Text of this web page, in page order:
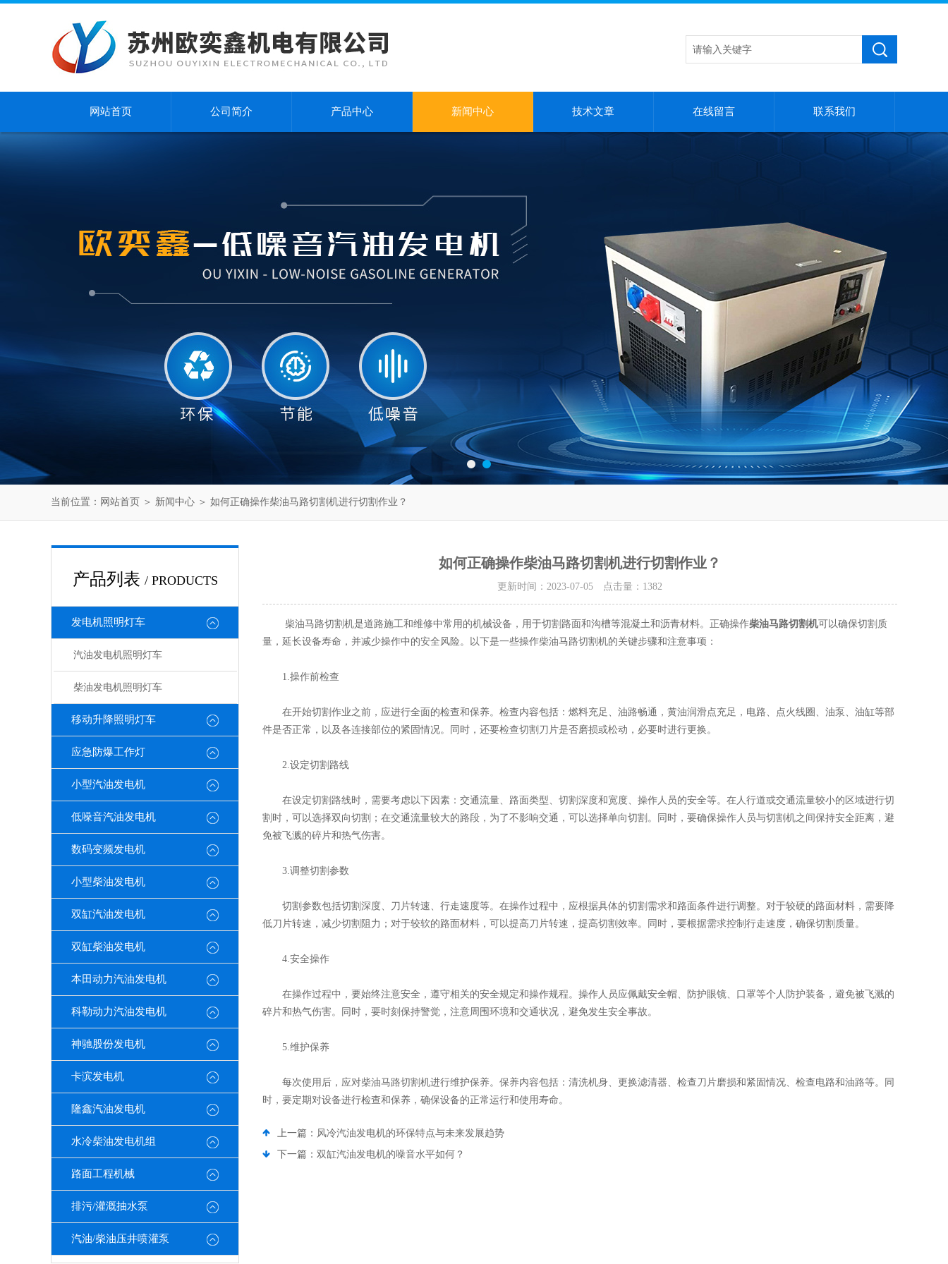
网站首页 公司简介 产品中心 新闻中心 技术文章 在线留言 联系我们
当前位置： 网站首页 ＞ 新闻中心 ＞ 如何正确操作柴油马路切割机进行切割作业？
产品列表 / PRODUCTS
发电机照明灯车
汽油发电机照明灯车
柴油发电机照明灯车
移动升降照明灯车
应急防爆工作灯
小型汽油发电机
低噪音汽油发电机
数码变频发电机
小型柴油发电机
双缸汽油发电机
双缸柴油发电机
本田动力汽油发电机
科勒动力汽油发电机
神驰股份发电机
卡滨发电机
隆鑫汽油发电机
水冷柴油发电机组
路面工程机械
排污/灌溉抽水泵
汽油/柴油压井喷灌泵
如何正确操作柴油马路切割机进行切割作业？
更新时间：2023-07-05 点击量： 1382
柴油马路切割机是道路施工和维修中常用的机械设备，用于切割路面和沟槽等混凝土和沥青材料。正确操作柴油马路切割机可以确保切割质
量，延长设备寿命，并减少操作中的安全风险。以下是一些操作柴油马路切割机的关键步骤和注意事项：
1.操作前检查
在开始切割作业之前，应进行全面的检查和保养。检查内容包括：燃料充足、油路畅通，黄油润滑点充足，电路、点火线圈、油泵、油缸等部
件是否正常，以及各连接部位的紧固情况。同时，还要检查切割刀片是否磨损或松动，必要时进行更换。
2.设定切割路线
在设定切割路线时，需要考虑以下因素：交通流量、路面类型、切割深度和宽度、操作人员的安全等。在人行道或交通流量较小的区域进行切
割时，可以选择双向切割；在交通流量较大的路段，为了不影响交通，可以选择单向切割。同时，要确保操作人员与切割机之间保持安全距离，避
免被飞溅的碎片和热气伤害。
3.调整切割参数
切割参数包括切割深度、刀片转速、行走速度等。在操作过程中，应根据具体的切割需求和路面条件进行调整。对于较硬的路面材料，需要降
低刀片转速，减少切割阻力；对于较软的路面材料，可以提高刀片转速，提高切割效率。同时，要根据需求控制行走速度，确保切割质量。
4.安全操作
在操作过程中，要始终注意安全，遵守相关的安全规定和操作规程。操作人员应佩戴安全帽、防护眼镜、口罩等个人防护装备，避免被飞溅的
碎片和热气伤害。同时，要时刻保持警觉，注意周围环境和交通状况，避免发生安全事故。
5.维护保养
每次使用后，应对柴油马路切割机进行维护保养。保养内容包括：清洗机身、更换滤清器、检查刀片磨损和紧固情况、检查电路和油路等。同
时，要定期对设备进行检查和保养，确保设备的正常运行和使用寿命。
上一篇： 风冷汽油发电机的环保特点与未来发展趋势
下一篇： 双缸汽油发电机的噪音水平如何？